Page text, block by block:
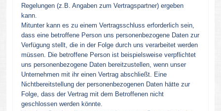
Regelungen (z.B. Angaben zum Vertragspartner) ergeben
kann.
Mitunter kann es zu einem Vertragsschluss erforderlich sein,
dass eine betroffene Person uns personenbezogene Daten zur
Verfügung stellt, die in der Folge durch uns verarbeitet werden
müssen. Die betroffene Person ist beispielsweise verpflichtet
uns personenbezogene Daten bereitzustellen, wenn unser
Unternehmen mit ihr einen Vertrag abschließt. Eine
Nichtbereitstellung der personenbezogenen Daten hätte zur
Folge, dass der Vertrag mit dem Betroffenen nicht
geschlossen werden könnte.